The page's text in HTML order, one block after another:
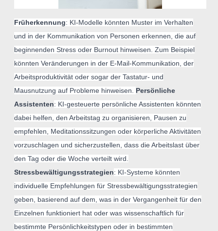
Früherkennung: KI-Modelle könnten Muster im Verhalten
und in der Kommunikation von Personen erkennen, die auf
beginnenden Stress oder Burnout hinweisen. Zum Beispiel
könnten Veränderungen in der E-Mail-Kommunikation, der
Arbeitsproduktivität oder sogar der Tastatur- und
Mausnutzung auf Probleme hinweisen. Persönliche
Assistenten: KI-gesteuerte persönliche Assistenten könnten
dabei helfen, den Arbeitstag zu organisieren, Pausen zu
empfehlen, Meditationssitzungen oder körperliche Aktivitäten
vorzuschlagen und sicherzustellen, dass die Arbeitslast über
den Tag oder die Woche verteilt wird.
Stressbewältigungsstrategien: KI-Systeme könnten
individuelle Empfehlungen für Stressbewältigungsstrategien
geben, basierend auf dem, was in der Vergangenheit für den
Einzelnen funktioniert hat oder was wissenschaftlich für
bestimmte Persönlichkeitstypen oder in bestimmten